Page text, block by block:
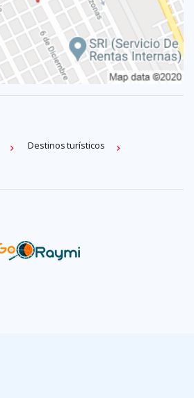
Destinos turísticos